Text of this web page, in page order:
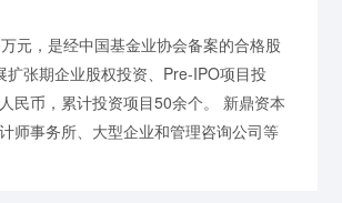
元，是经中国基金业协会备案的合格股
张期企业股权投资、Pre-IPO项目投
民币，累计投资项目50余个。 新鼎资本
师事务所、大型企业和管理咨询公司等